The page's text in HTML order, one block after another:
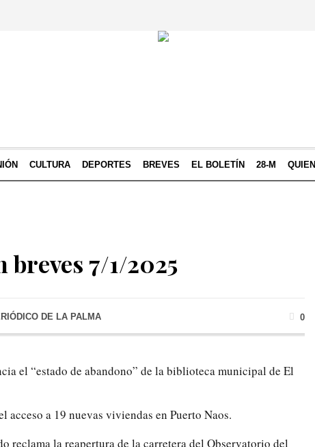
CULTURA DEPORTES BREVES EL BOLETÍN 28-M
breves 7/1/2025
DE LA PALMA 0
el “estado de abandono” de la biblioteca municipal de El
acceso a 19 nuevas viviendas en Puerto Naos.
reclama la reapertura de la carretera del Observatorio del